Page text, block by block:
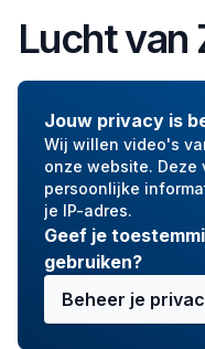
Lucht van
Jouw privacy is
Wij willen video's
onze website. Deze
persoonlijke
je IP-adres.
Geef je
gebruiken?
Beheer je